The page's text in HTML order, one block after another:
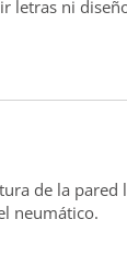
letras ni
de la pared
neumático.